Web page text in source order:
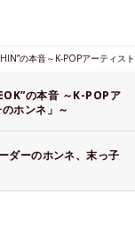
の本音～K-POPアーティス
の本音 ～K-POPア
ホンネ」～
ダーのホンネ、末っ子